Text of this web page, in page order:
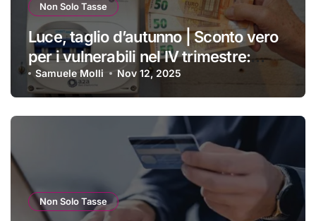
Non Solo Tasse
Luce, taglio d’autunno | Sconto vero
per i vulnerabili nel IV trimestre:
ecco a chi si applica e come
ottenerlo
Samuele Molli Nov 12, 2025
Non Solo Tasse